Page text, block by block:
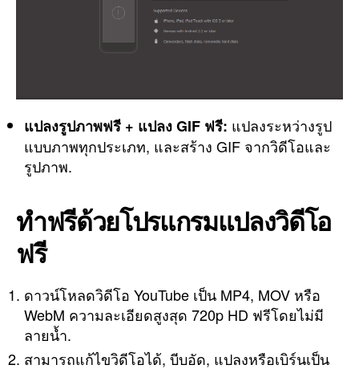
แปลงรูปภาพฟรี + แปลง GIF ฟรี: แปลงระหว่างรูป
แบบภาพทุกประเภท, และสร้าง GIF จากวิดีโอและ
รูปภาพ.
ทำฟรีด้วยโปรแกรมแปลงวิดีโอ
ฟรี
ดาวน์โหลดวิดีโอ YouTube เป็น MP4, MOV หรือ
WebM ความละเอียดสูงสุด 720p HD ฟรีโดยไม่มี
ลายน้ำ.
สามารถแก้ไขวิดีโอได้, บีบอัด, แปลงหรือเบิร์นเป็น